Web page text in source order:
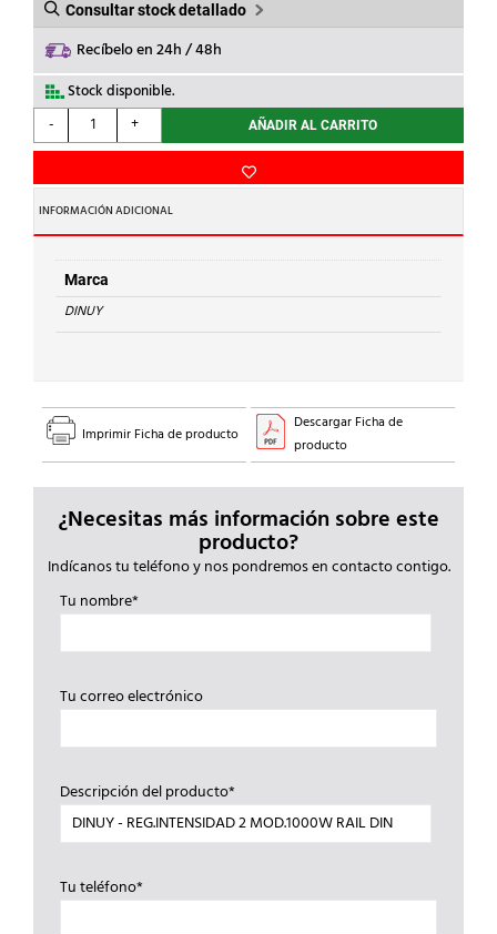
Consultar stock detallado
Recíbelo en 24h / 48h
Stock disponible.
-
DINUY
-
2
MOD.1000W
RAIL
DIN
cantidad
+ AÑADIR AL CARRITO
INFORMACIÓN ADICIONAL
Marca
DINUY
Imprimir Ficha de producto
Descargar Ficha de
producto
¿Necesitas más información sobre este
producto?
Indícanos tu teléfono y nos pondremos en contacto contigo.
Tu nombre*
Tu correo electrónico
Descripción del producto*
Tu teléfono*